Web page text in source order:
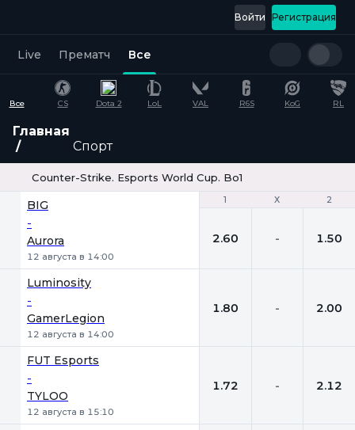
Регистрация
Войти
Live Прематч Все
Все CS Dota 2 LoL VAL R6S KoG RL
Главная
Спорт
Counter-Strike. Esports World Cup. Bo1
1 Х 2
BIG
-
Aurora
12 августа в 14:00
1 Х 2
2.60 - 1.50
Luminosity
-
GamerLegion
12 августа в 14:00
1.80 - 2.00
FUT Esports
-
TYLOO
12 августа в 15:10
1.72 - 2.12